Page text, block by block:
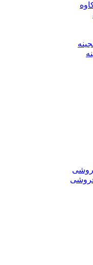
فروشی